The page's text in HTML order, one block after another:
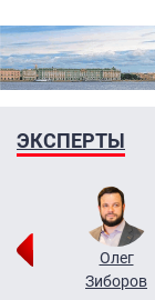
ЭКСПЕРТЫ
Олег
Зиборов